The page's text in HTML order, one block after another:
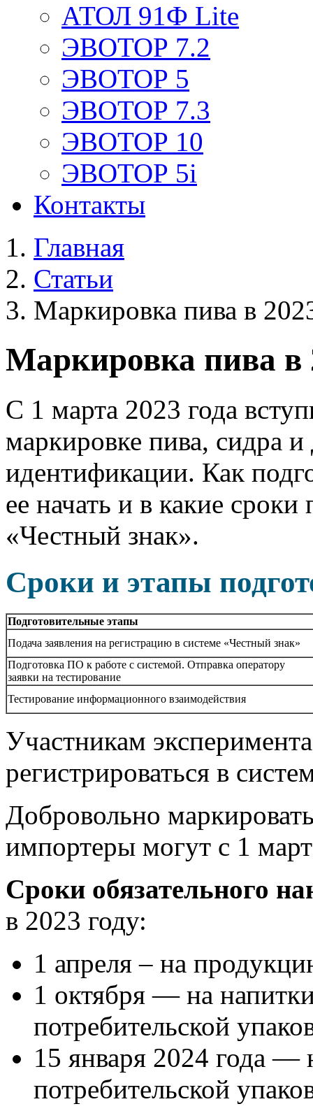
АТОЛ 91Ф Lite
ЭВОТОР 7.2
ЭВОТОР 5
ЭВОТОР 7.3
ЭВОТОР 10
ЭВОТОР 5i
Контакты
Главная
Статьи
Маркировка пива в
Маркировка пива в
С 1 марта 2023 года
маркировке пива, сидра
идентификации. Как
ее начать и в какие сроки
«Честный знак».
Сроки и этапы
Подготовительные этапы
Подача заявления на регистрацию в системе «Честный знак»
Подготовка ПО к работе с системой. Отправка оператору
заявки на тестирование
Тестирование информационного взаимодействия
Участникам
регистрироваться в
Добровольно
импортеры могут с 1
Сроки обязательного
в 2023 году:
1 апреля – на
1 октября — на
потребительской
15 января 2024 года —
потребительской